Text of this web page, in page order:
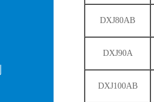
DXJ80AB
DXJ90A
DXJ100AB